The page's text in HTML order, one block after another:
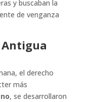
y buscaban la
de venganza
Antigua
el derecho
más
, se desarrollaron